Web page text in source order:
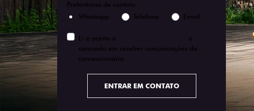
Preferência de contato:
Whatsapp
Telefone Email
Li e aceito a
e
concordo em receber comunicações da
concessionária.
ENTRAR EM CONTATO